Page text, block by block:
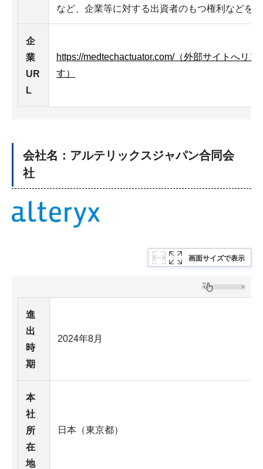
など、企業等に対する出資者のもつ権利などを
企
業
UR
L
https://medtechactuator.com/（外部サイトへリ
す）
会社名：アルテリックスジャパン合同会
社
画面サイズで表示
進
出
時
期
2024年8月
本
社
所
在
地
日本（東京都）